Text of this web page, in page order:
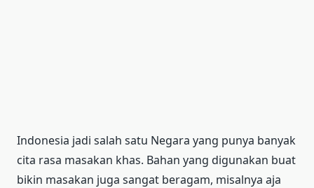
Indonesia jadi salah satu Negara yang punya banyak
cita rasa masakan khas. Bahan yang digunakan buat
bikin masakan juga sangat beragam, misalnya aja